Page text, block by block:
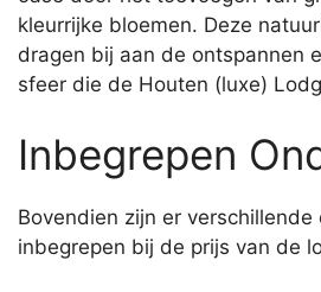
kleurrijke bloemen. Deze
dragen bij aan de ontspannen
sfeer die de Houten (luxe)
Inbegrepen
Bovendien zijn er verschillende
inbegrepen bij de prijs van de